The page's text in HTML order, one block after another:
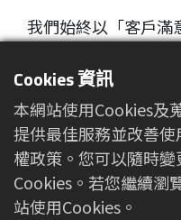
我們始終以「客戶滿
創新與技術發展，追
長期、互信的合作
願景。
Cookies 資訊
本網站使用Cookies及
提供最佳服務並改善
權政策。您可以隨時
Cookies。若您繼續瀏
站使用Cookies。